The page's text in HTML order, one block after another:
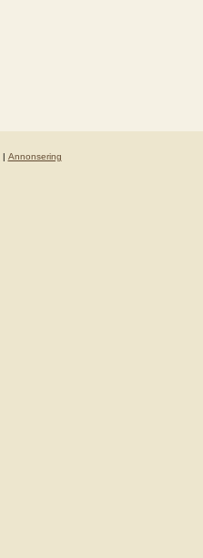
| Annonsering